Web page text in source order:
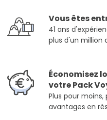
Vous êtes
41 ans
plus d'un million
Économisez
votre Pack
Plus pour
avantages en